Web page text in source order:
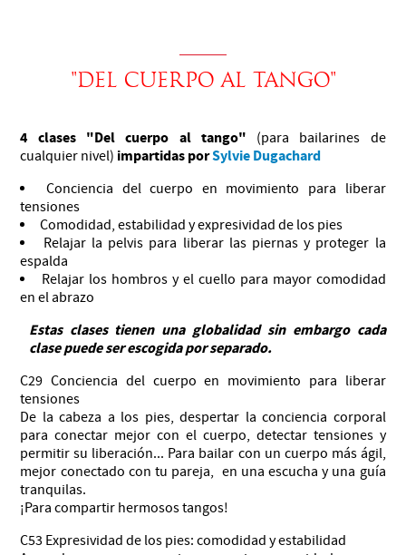
"DEL CUERPO AL TANGO"
4 clases "Del cuerpo al tango" (para bailarines de
cualquier nivel) impartidas porSylvie Dugachard
Conciencia del cuerpo en movimiento para liberar
tensiones
Comodidad, estabilidad y expresividad de los pies
Relajar la pelvis para liberar las piernas y proteger la
espalda
Relajar los hombros y el cuello para mayor comodidad
en el abrazo
Estas clases tienen una globalidad sin embargo cada
clase puede ser escogida por separado.
C29 Conciencia del cuerpo en movimiento para liberar
tensiones
De la cabeza a los pies, despertar la conciencia corporal
para conectar mejor con el cuerpo, detectar tensiones y
permitir su liberación... Para bailar con un cuerpo más ágil,
mejor conectado con tu pareja, en una escucha y una guía
tranquilas.
¡Para compartir hermosos tangos!
C53 Expresividad de los pies: comodidad y estabilidad